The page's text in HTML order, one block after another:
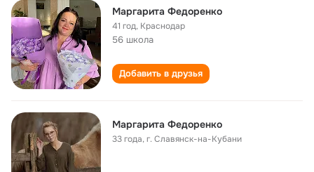
Маргарита Федоренко
41 год, Краснодар
56 школа
Добавить в друзья
Маргарита Федоренко
33 года,г. Славянск-на-Кубани